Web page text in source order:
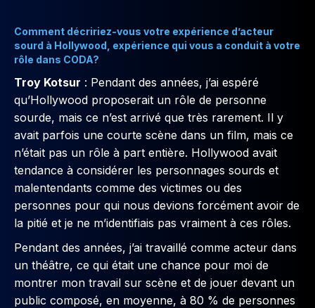
Comment décririez-vous votre expérience d’acteur
sourd à Hollywood, expérience qui vous a conduit à votre
rôle dans CODA?
Troy Kotsur : Pendant des années, j’ai espéré
qu’Hollywood proposerait un rôle de personne
sourde, mais ce n’est arrivé que très rarement. Il y
avait parfois une courte scène dans un film, mais ce
n’était pas un rôle à part entière. Hollywood avait
tendance à considérer les personnages sourds et
malentendants comme des victimes ou des
personnes pour qui nous devions forcément avoir de
la pitié et je ne m’identifiais pas vraiment à ces rôles.
Pendant des années, j’ai travaillé comme acteur dans
un théâtre, ce qui était une chance pour moi de
montrer mon travail sur scène et de jouer devant un
public composé, en moyenne, à 80 % de personnes